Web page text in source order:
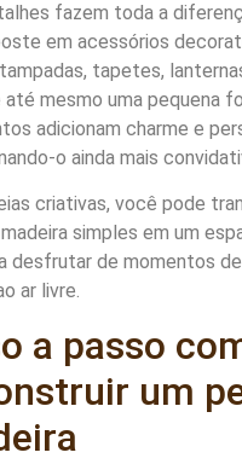
fazem toda a
em acessórios
tapetes,
mesmo uma pequena
adicionam charme e
o ainda mais
criativas, você pode
simples em um
desfrutar de momentos
ar livre.
a passo
um